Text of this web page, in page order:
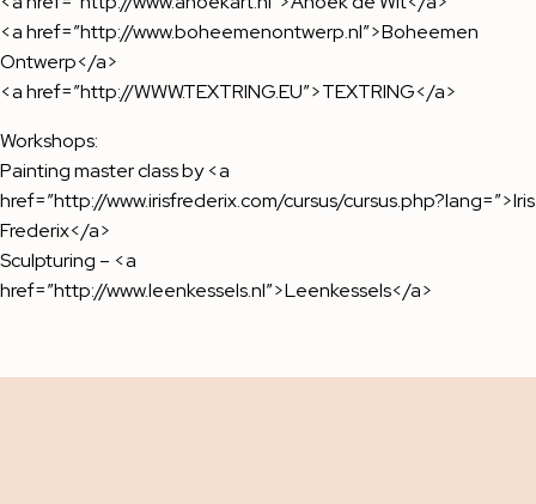
<a href=”http://www.boheemenontwerp.nl”>Boheemen
Ontwerp</a>
<a href=”http://WWW.TEXTRING.EU”>TEXTRING</a>
Workshops:
Painting master class by <a
href=”http://www.irisfrederix.com/cursus/cursus.php?lang=”>Iris
Frederix</a>
Sculpturing – <a
href=”http://www.leenkessels.nl”>Leenkessels</a>